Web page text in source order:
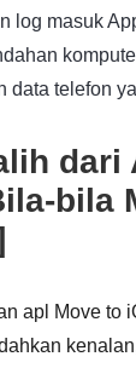
log masuk
data telefon
dari
bila
apl Move to